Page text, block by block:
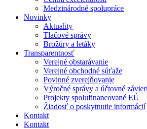
Medzinárodné spolupráce
Novinky
Aktuality
Tlačové správy
Brožúry a letáky
Transparentnosť
Verejné obstarávanie
Verejné obchodné súťaže
Povinné zverejňovanie
Výročné správy a účtovné
Projekty spolufinancované EÚ
Žiadosť o poskytnutie informácií
Kontakt
Kontakt